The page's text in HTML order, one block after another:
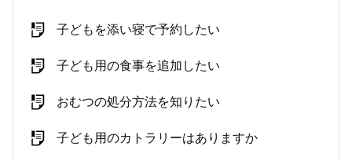
子どもを添い寝で予約したい
子ども用の食事を追加したい
おむつの処分方法を知りたい
子ども用のカトラリーはありますか